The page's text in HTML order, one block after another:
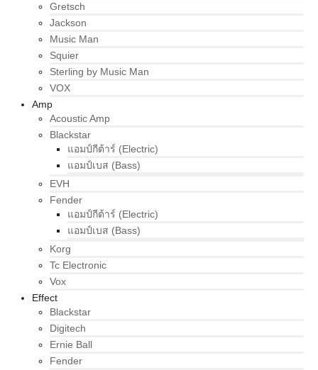
Gretsch
Jackson
Music Man
Squier
Sterling by Music Man
VOX
Amp
Acoustic Amp
Blackstar
แอมป์กีต้าร์ (Electric)
แอมป์เบส (Bass)
EVH
Fender
แอมป์กีต้าร์ (Electric)
แอมป์เบส (Bass)
Korg
Tc Electronic
Vox
Effect
Blackstar
Digitech
Ernie Ball
Fender